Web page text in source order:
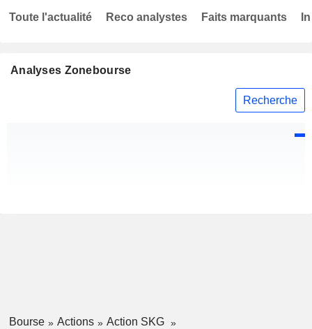
Analyses Zonebourse
Recherche
Toute l'actualité Reco analystes Faits marquants
Bourse Actions
Action SKG